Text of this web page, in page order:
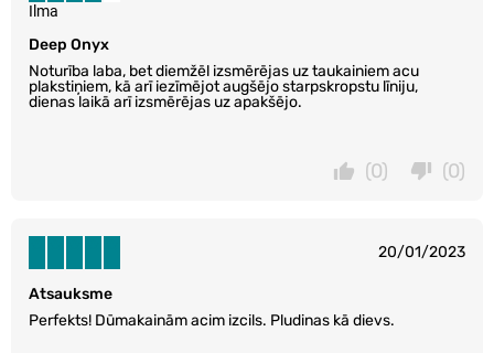
Deep Onyx
Noturība laba, bet diemžēl izsmērējas uz taukainiem acu
plakstiņiem, kā arī iezīmējot augšējo starpskropstu līniju,
dienas laikā arī izsmērējas uz apakšējo.
Ilma
(0)
(0)
20/01/2023
Atsauksme
Perfekts! Dūmakainām acim izcils. Pludinas kā dievs.